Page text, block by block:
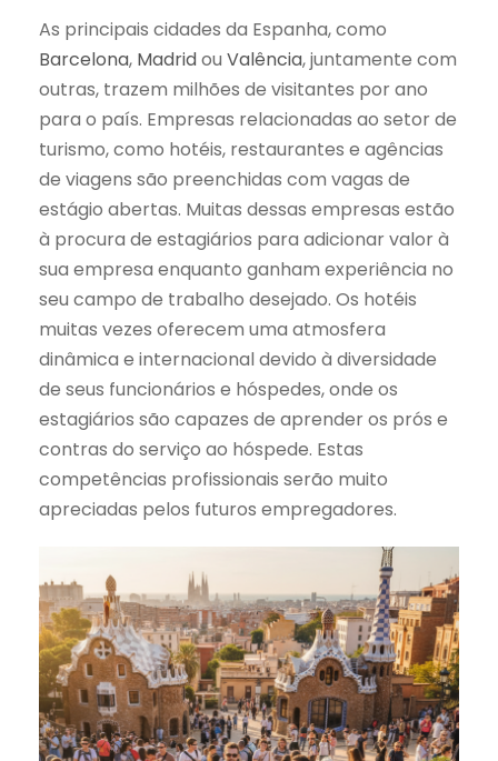
As principais cidades da Espanha, como
Barcelona, Madridou Valência, juntamente com
outras, trazem milhões de visitantes por ano
para o país. Empresas relacionadas ao setor de
turismo, como hotéis, restaurantes e agências
de viagens são preenchidas com vagas de
estágio abertas. Muitas dessas empresas estão
à procura de estagiários para adicionar valor à
sua empresa enquanto ganham experiência no
seu campo de trabalho desejado. Os hotéis
muitas vezes oferecem uma atmosfera
dinâmica e internacional devido à diversidade
de seus funcionários e hóspedes, onde os
estagiários são capazes de aprender os prós e
contras do serviço ao hóspede. Estas
competências profissionais serão muito
apreciadas pelos futuros empregadores.